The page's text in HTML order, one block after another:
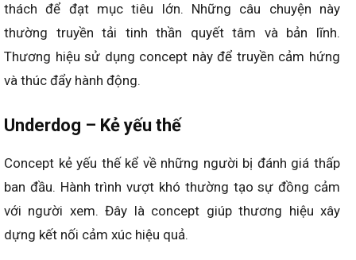
thách để đạt mục tiêu lớn. Những câu chuyện này
thường truyền tải tinh thần quyết tâm và bản lĩnh.
Thương hiệu sử dụng concept này để truyền cảm hứng
và thúc đẩy hành động.
Underdog – Kẻ yếu thế
Concept kẻ yếu thế kể về những người bị đánh giá thấp
ban đầu. Hành trình vượt khó thường tạo sự đồng cảm
với người xem. Đây là concept giúp thương hiệu xây
dựng kết nối cảm xúc hiệu quả.